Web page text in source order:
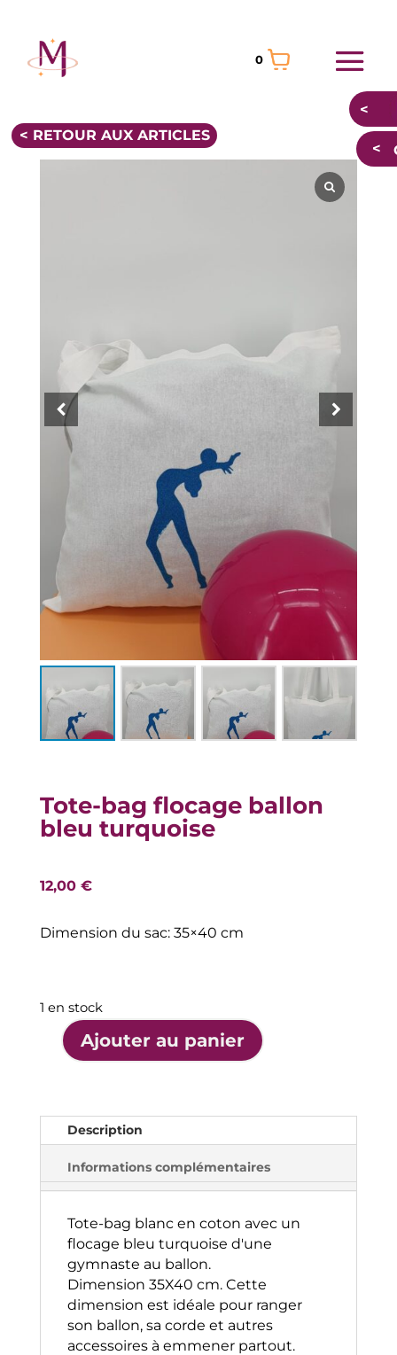
0
< RETOUR AUX ARTICLES
Tote-bag flocage ballon
bleu turquoise
12,00 €
Dimension du sac: 35×40 cm
1 en stock
quantité
flocage
bleu
turquoise
Ajouter au panier
a
t
i
e
:
Description
Informations complémentaires
Tote-bag blanc en coton avec un
flocage bleu turquoise d'une
gymnaste au ballon.
Dimension 35X40 cm. Cette
dimension est idéale pour ranger
son ballon, sa corde et autres
accessoires à emmener partout.